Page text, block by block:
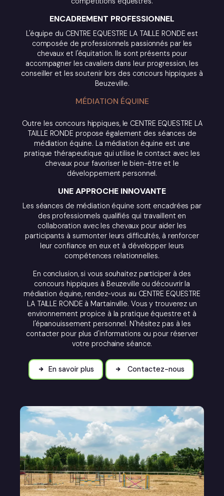
ENCADREMENT PROFESSIONNEL
L'équipe du CENTRE EQUESTRE LA TAILLE RONDE est
composée de professionnels passionnés par les
chevaux et l'équitation. Ils sont présents pour
accompagner les cavaliers dans leur progression, les
conseiller et les soutenir lors des concours hippiques à
Beuzeville.
MÉDIATION ÉQUINE
Outre les concours hippiques, le CENTRE EQUESTRE LA
TAILLE RONDE propose également des séances de
médiation équine. La médiation équine est une
pratique thérapeutique qui utilise le contact avec les
chevaux pour favoriser le bien-être et le
développement personnel.
UNE APPROCHE INNOVANTE
Les séances de médiation équine sont encadrées par
des professionnels qualifiés qui travaillent en
collaboration avec les chevaux pour aider les
participants à surmonter leurs difficultés, à renforcer
leur confiance en eux et à développer leurs
compétences relationnelles.
En conclusion, si vous souhaitez participer à des
concours hippiques à Beuzeville ou découvrir la
médiation équine, rendez-vous au CENTRE EQUESTRE
LA TAILLE RONDE à Martainville. Vous y trouverez un
environnement propice à la pratique équestre et à
l'épanouissement personnel. N'hésitez pas à les
contacter pour plus d'informations ou pour réserver
votre prochaine séance.
En savoir plus Contactez-nous